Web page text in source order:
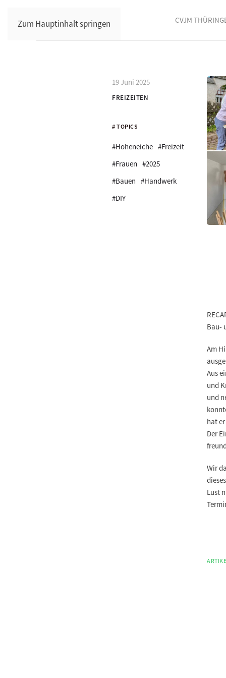
Zum Hauptinhalt springen CVJM
19 Juni 2025
FREIZEITEN
# TOPICS
#Hoheneiche #Freizeit
#Frauen #2025
#Bauen #Handwerk
#DIY
Bau-
Am
Aus
und
und
hat
Der
Wir
Lust